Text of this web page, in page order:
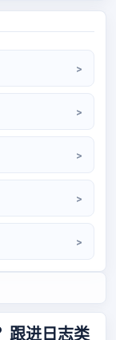
跟进日志类